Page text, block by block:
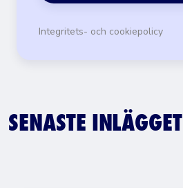
Integritets- och cookiepolicy
SENASTE INLÄGGET